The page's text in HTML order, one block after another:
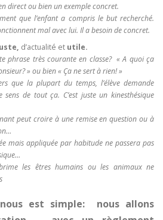
direct ou bien un exemple concret.
que l’enfant a compris le but recherché.
mal avec lui. Il a besoin de concret.
d’actualité et utile.
phrase très courante en classe? « A quoi ça
» ou bien « Ça ne sert à rien! »
que la plupart du temps, l’élève demande
de tout ça. C’est juste un kinesthésique
peut croire à une remise en question ou à
mais appliquée par habitude ne passera pas
les êtres humains ou les animaux ne
est simple: nous allons